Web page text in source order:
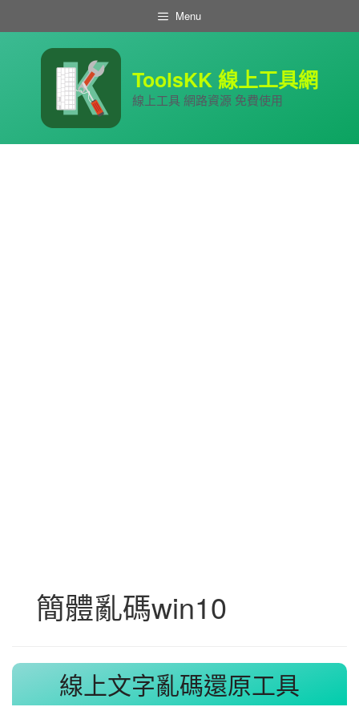
Menu
ToolsKK 線上工具網
線上工具 網路資源 免費使用
簡體亂碼win10
線上文字亂碼還原工具